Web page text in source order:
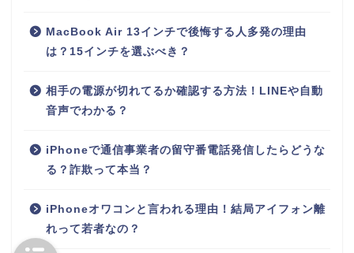
MacBook Air 13インチで後悔する人多発の理由
は？15インチを選ぶべき？
相手の電源が切れてるか確認する方法！LINEや自動
音声でわかる？
iPhoneで通信事業者の留守番電話発信したらどうな
る？詐欺って本当？
iPhoneオワコンと言われる理由！結局アイフォン離
れって若者なの？